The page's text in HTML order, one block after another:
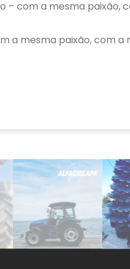
– com a mesma paixão,
a mesma paixão, com